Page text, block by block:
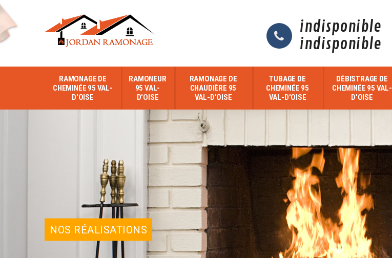
indisponible
indisponible
RAMONAGE DE
CHEMINÉE 95 VAL-
D'OISE
RAMONEUR
95 VAL-
D'OISE
RAMONAGE DE
CHAUDIÈRE 95
VAL-D'OISE
TUBAGE DE
CHEMINÉE 95
VAL-D'OISE
DÉBISTRAGE DE
CHEMINÉE 95 VAL-
D'OISE
NOS RÉALISATIONS